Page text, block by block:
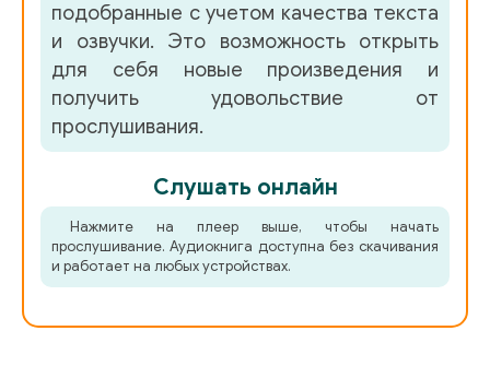
04_17
05_01
05_02
05_03
05_05
05_07
подобранные с учетом качества текста
и озвучки. Это возможность открыть
для себя новые произведения и
получить удовольствие от
прослушивания.
Слушать онлайн
Нажмите на плеер выше, чтобы начать
прослушивание. Аудиокнига доступна без скачивания
и работает на любых устройствах.